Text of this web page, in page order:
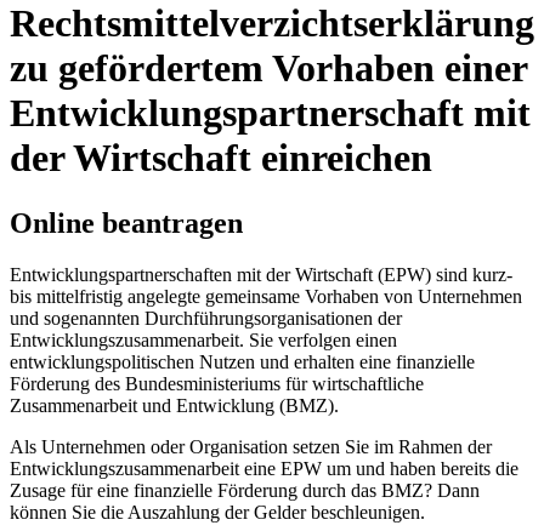
Rechtsmittelverzichtserklärung
zu gefördertem Vorhaben einer
Entwicklungspartnerschaft mit
der Wirtschaft einreichen
Online beantragen
Ent­wick­lungs­part­ner­schaf­ten mit der Wirt­schaft (EPW) sind kurz-
bis mit­tel­fris­tig an­ge­leg­te ge­mein­sa­me Vor­ha­ben von Un­ter­neh­men
und sogenannten Durchführungsorganisationen der
Entwicklungszusammenarbeit. Sie verfolgen einen
entwicklungspolitischen Nutzen und erhalten eine finanzielle
Förderung des Bundesministeriums für wirtschaftliche
Zusammenarbeit und Entwicklung (BMZ).
Als Unternehmen oder Organisation setzen Sie im Rahmen der
Entwicklungszusammenarbeit eine EPW um und haben bereits die
Zusage für eine finanzielle Förderung durch das BMZ? Dann
können Sie die Auszahlung der Gelder beschleunigen.